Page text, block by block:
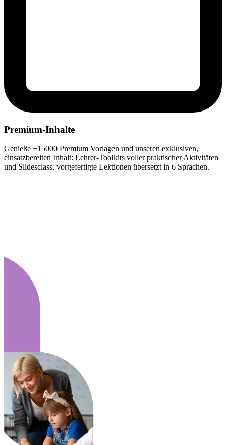
Premium-Inhalte
Genieße +15000 Premium Vorlagen und unseren exklusiven,
einsatzbereiten Inhalt: Lehrer-Toolkits voller praktischer Aktivitäten
und Slidesclass, vorgefertigte Lektionen übersetzt in 6 Sprachen.